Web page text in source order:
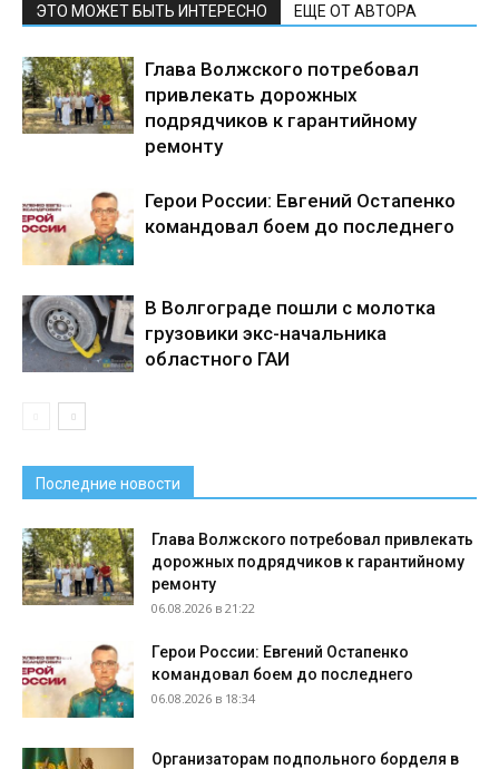
ЭТО МОЖЕТ БЫТЬ ИНТЕРЕСНО ЕЩЕ ОТ АВТОРА
Глава Волжского потребовал
привлекать дорожных
подрядчиков к гарантийному
ремонту
Герои России: Евгений Остапенко
командовал боем до последнего
В Волгограде пошли с молотка
грузовики экс-начальника
областного ГАИ
Последние новости
Глава Волжского потребовал привлекать
дорожных подрядчиков к гарантийному
ремонту
06.08.2026 в 21:22
Герои России: Евгений Остапенко
командовал боем до последнего
06.08.2026 в 18:34
Организаторам подпольного борделя в